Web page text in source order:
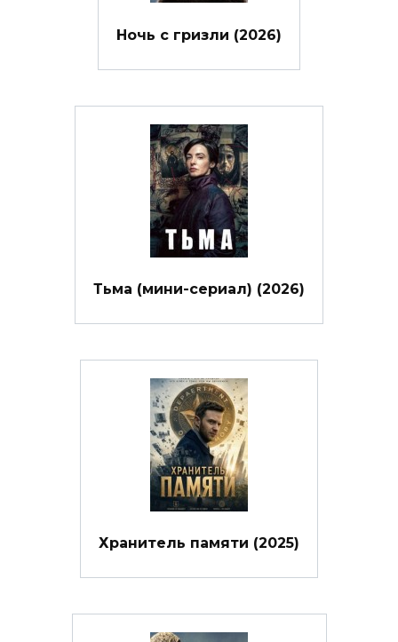
Ночь с гризли (2026)
Тьма (мини-сериал) (2026)
Хранитель памяти (2025)